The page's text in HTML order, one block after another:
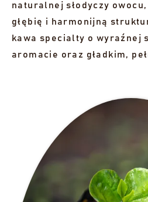
naturalnej słodyczy
głębię i harmonijną
kawa specialty o wyraźnej
aromacie oraz gładkim,